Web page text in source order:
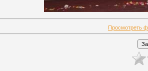
Просмотреть